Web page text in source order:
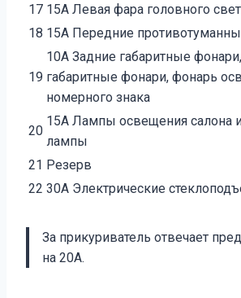
17 15А Левая фара головного
18 15А Передние
19
10А Задние габаритные
габаритные фонари, фонарь
номерного знака
20
15А Лампы освещения салона
лампы
21 Резерв
22 30А Электрические
За прикуриватель отвечает
на 20А.